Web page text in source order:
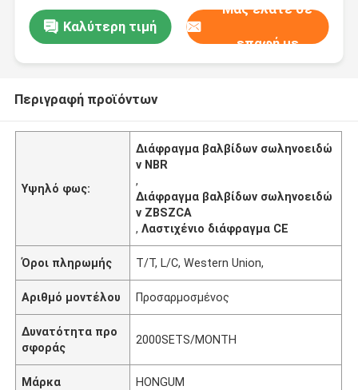
Καλύτερη τιμή
Μας ελάτε σε
επαφή με
Περιγραφή προϊόντων
Υψηλό φως:
Διάφραγμα βαλβίδων σωληνοειδώ
ν NBR
,
Διάφραγμα βαλβίδων σωληνοειδώ
ν ZBSZCA
,Λαστιχένιο διάφραγμα CE
Όροι πληρωμής T/T, L/C, Western Union,
Αριθμό μοντέλου Προσαρμοσμένος
Δυνατότητα προ
σφοράς
2000SETS/MONTH
Μάρκα HONGUM